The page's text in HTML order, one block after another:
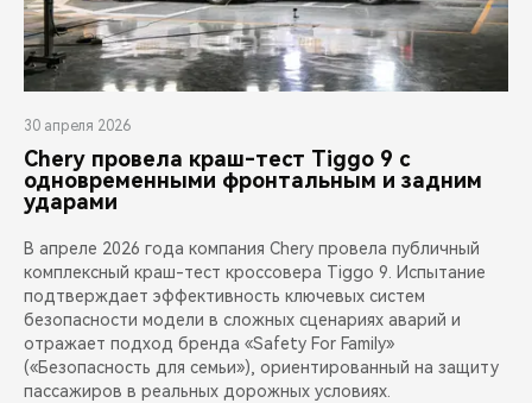
30 апреля 2026
Chery провела краш-тест Tiggo 9 с
одновременными фронтальным и задним
ударами
В апреле 2026 года компания Chery провела публичный
комплексный краш-тест кроссовера Tiggo 9. Испытание
подтверждает эффективность ключевых систем
безопасности модели в сложных сценариях аварий и
отражает подход бренда «Safety For Family»
(«Безопасность для семьи»), ориентированный на защиту
пассажиров в реальных дорожных условиях.